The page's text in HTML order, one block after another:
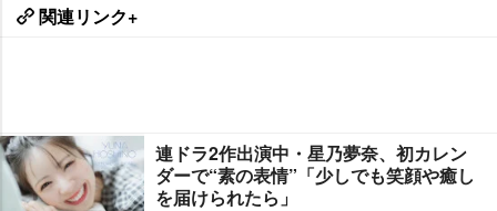
関連リンク+
連ドラ2作出演中・星乃夢奈、初カレン
ダーで“素の表情”「少しでも笑顔や癒し
を届けられたら」